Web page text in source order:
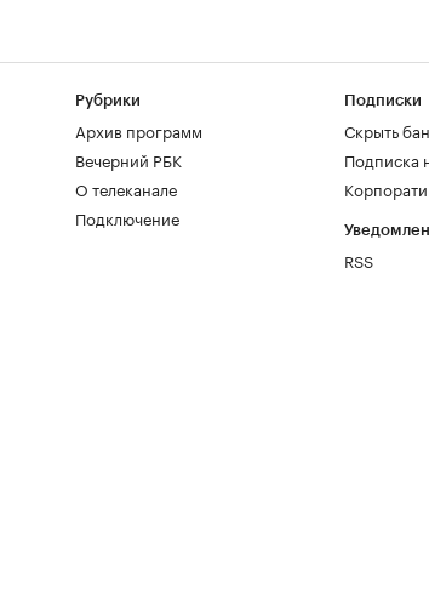
Рубрики
Архив программ
Вечерний РБК
О телеканале
Подключение
Подписки
Скрыть
Подписка
RSS